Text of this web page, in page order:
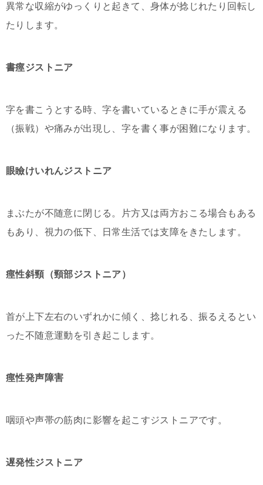
異常な収縮がゆっくりと起きて、身体が捻じれたり回転し
たりします。
書痙ジストニア
字を書こうとする時、字を書いているときに手が震える
（振戦）や痛みが出現し、字を書く事が困難になります。
眼瞼けいれんジストニア
まぶたが不随意に閉じる。片方又は両方おこる場合もある
もあり、視力の低下、日常生活では支障をきたします。
痙性斜頸（頸部ジストニア）
首が上下左右のいずれかに傾く、捻じれる、振るえるとい
った不随意運動を引き起こします。
痙性発声障害
咽頭や声帯の筋肉に影響を起こすジストニアです。
遅発性ジストニア